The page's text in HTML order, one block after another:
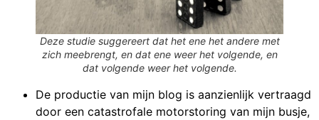
Deze studie suggereert dat het ene het andere met
zich meebrengt, en dat ene weer het volgende, en
dat volgende weer het volgende.
De productie van mijn blog is aanzienlijk vertraagd
door een catastrofale motorstoring van mijn busje,